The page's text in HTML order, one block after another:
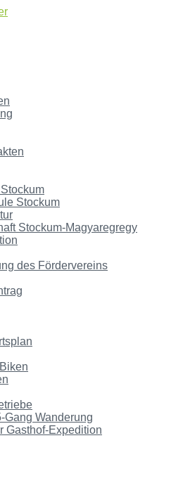
Stockum
Stockum-Magyaregregy
des Fördervereins
Gang Wanderung
Gasthof-Expedition